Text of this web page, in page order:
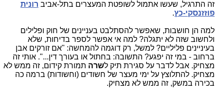
זה התרגיל, שעשו אתמול לשופטת המעצרים בתל-אביב רונית
פוזזנסקי-כץ.
למה הן חושבות, שאפשר להסתלבט בעניינים של חוק ופלילים
ולחשוב שזה לא יתגלה? למה אי אפשר לספר בדיחות, שלא
בעיניינים פליליים? למשל, רק דוגמה להמחשה: "אם זורקים אבן
ברחוב - במי זה יפגע? התשובה: בחתול או בעורך דין...". אותי זה
מצחיק. אבל לדבר על סגירת תיק לשרה תמורת קידום, זה ממש לא
מצחיק. להתלוצץ על ימי מעצר של חשודים (וחשודות) ברמה כה
בכירה במשק, זה ממש לא מצחיק.